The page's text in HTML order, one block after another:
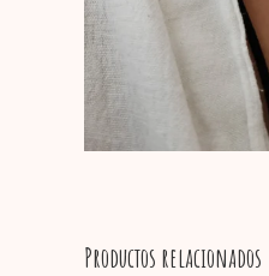
Productos relacionados